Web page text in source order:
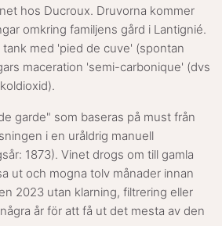
hos Ducroux. Druvorna kommer
omkring familjens gård i Lantignié.
tank med 'pied de cuve' (spontan
maceration 'semi-carbonique' (dvs
garde" som baseras på must från
i en uråldrig manuell
1873). Vinet drogs om till gamla
ut och mogna tolv månader innan
2023 utan klarning, filtrering eller
år för att få ut det mesta av den